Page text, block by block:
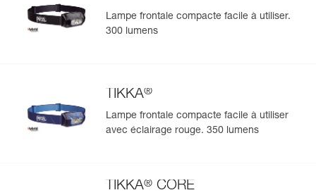
Lampe frontale compacte facile à utiliser.
300 lumens
TIKKA®
Lampe frontale compacte facile à utiliser
avec éclairage rouge. 350 lumens
TIKKA® CORE